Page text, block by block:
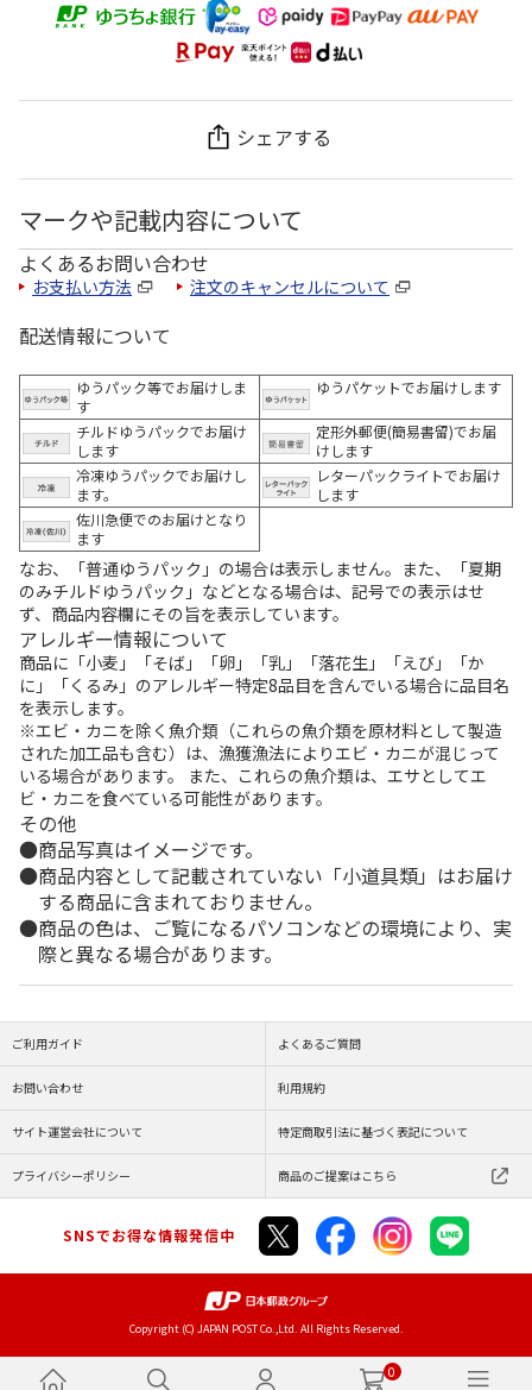
0
シェアする
マークや記載内容について
よくあるお問い合わせ
お支払い方法 注文のキャンセルについて
配送情報について
ゆうパック等でお届けしま
す
ゆうパケットでお届けします
チルドゆうパックでお届け
します
定形外郵便(簡易書留)でお届
けします
冷凍ゆうパックでお届けし
ます。
レターパックライトでお届け
します
佐川急便でのお届けとなり
ます
なお、「普通ゆうパック」の場合は表示しません。また、「夏期
のみチルドゆうパック」などとなる場合は、記号での表示はせ
ず、商品内容欄にその旨を表示しています。
アレルギー情報について
商品に「小麦」「そば」「卵」「乳」「落花生」「えび」「か
に」「くるみ」のアレルギー特定8品目を含んでいる場合に品目名
を表示します。
※エビ・カニを除く魚介類（これらの魚介類を原材料として製造
された加工品も含む）は、漁獲漁法によりエビ・カニが混じって
いる場合があります。 また、これらの魚介類は、エサとしてエ
ビ・カニを食べている可能性があります。
その他
商品写真はイメージです。
商品内容として記載されていない「小道具類」はお届け
する商品に含まれておりません。
商品の色は、ご覧になるパソコンなどの環境により、実
際と異なる場合があります。
ご利用ガイド よくあるご質問
お問い合わせ 利用規約
サイト運営会社について 特定商取引法に基づく表記について
プライバシーポリシー 商品のご提案はこちら
SNSでお得な情報発信中
Copyright (C) JAPAN POST Co.,Ltd. All Rights Reserved.